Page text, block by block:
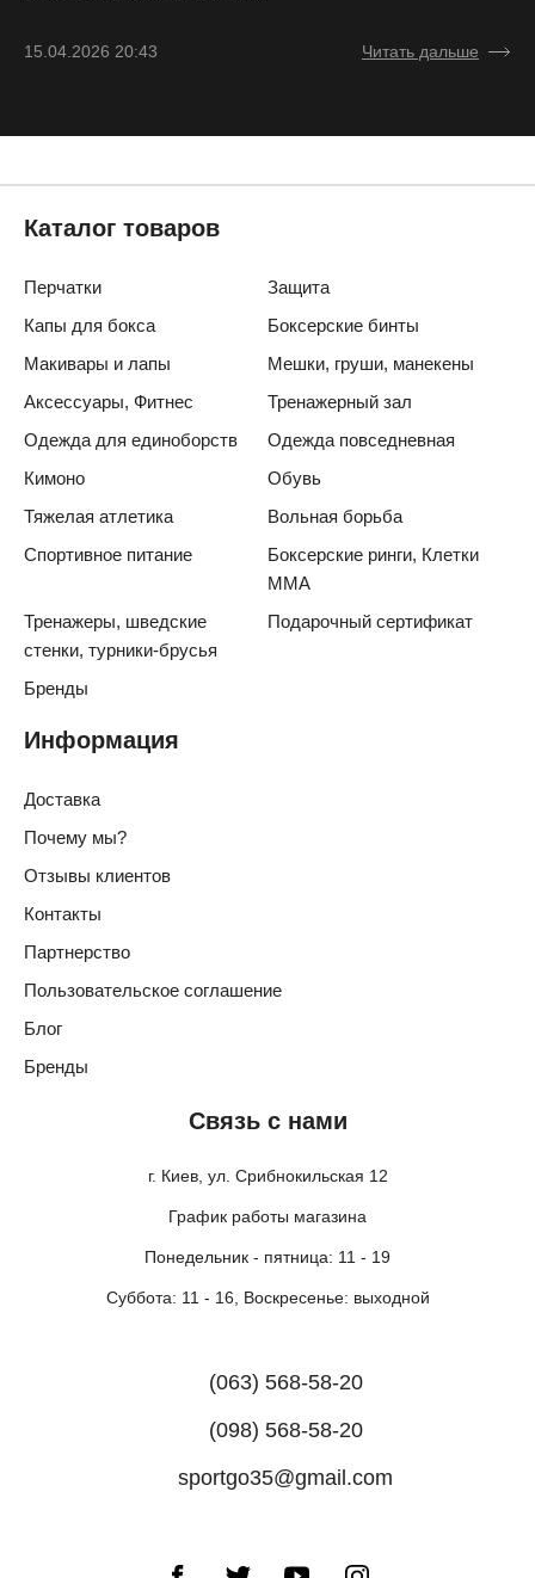
15.04.2026 20:43 Читать дальше
Связь с нами
г. Киев, ул. Срибнокильская 12
График работы магазина
Понедельник - пятница: 11 - 19
Суббота: 11 - 16, Воскресенье: выходной
(063) 568-58-20
(098) 568-58-20
sportgo35@gmail.com
Каталог товаров
Перчатки
Защита
Капы для бокса
Боксерские бинты
Макивары и лапы
Мешки, груши, манекены
Аксессуары, Фитнес
Тренажерный зал
Одежда для единоборств
Одежда повседневная
Кимоно
Обувь
Тяжелая атлетика
Вольная борьба
Спортивное питание
Боксерские ринги, Клетки
ММА
Тренажеры, шведские
стенки, турники-брусья
Подарочный сертификат
Бренды
Информация
Доставка
Почему мы?
Отзывы клиентов
Контакты
Партнерство
Пользовательское соглашение
Блог
Бренды